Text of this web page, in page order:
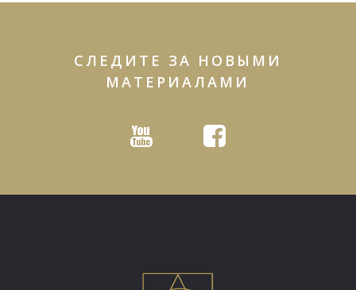
СЛЕДИТЕ ЗА НОВЫМИ
МАТЕРИАЛАМИ
Youtube Facebook